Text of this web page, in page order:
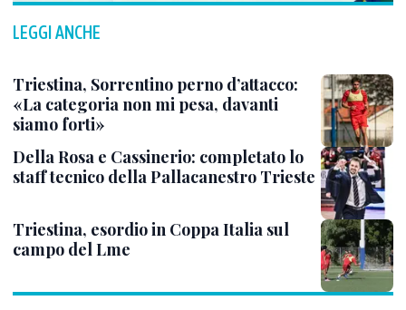
LEGGI ANCHE
Triestina, Sorrentino perno d’attacco:
«La categoria non mi pesa, davanti
siamo forti»
Della Rosa e Cassinerio: completato lo
staff tecnico della Pallacanestro Trieste
Triestina, esordio in Coppa Italia sul
campo del Lme